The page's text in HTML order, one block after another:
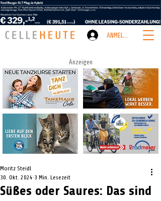
ANMELDEN
Anzeigen
Süßes oder Saures: Das sind
Moritz Steidl
30. Okt. 2024 3 Min. Lesezeit